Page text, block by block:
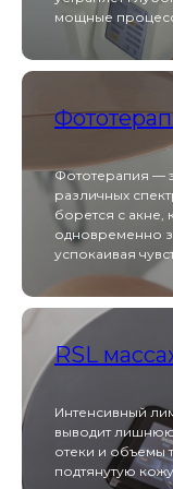
мощные
Фототерапия —
различных
борется с акне,
одновременно
успокаивая
RSL
Интенсивный
выводит лишнюю
отеки и объемы
подтянутую
Melsytech
Beautylizer сочетает в
чистку, фонофорез и
обеспечивая глубокое
насыщение кожи
боли и реабилитации.
Beautylizer
Heleo Pro LED — это
светодиодная матрица с
которая решает
пигментации,
клеточном уровне.